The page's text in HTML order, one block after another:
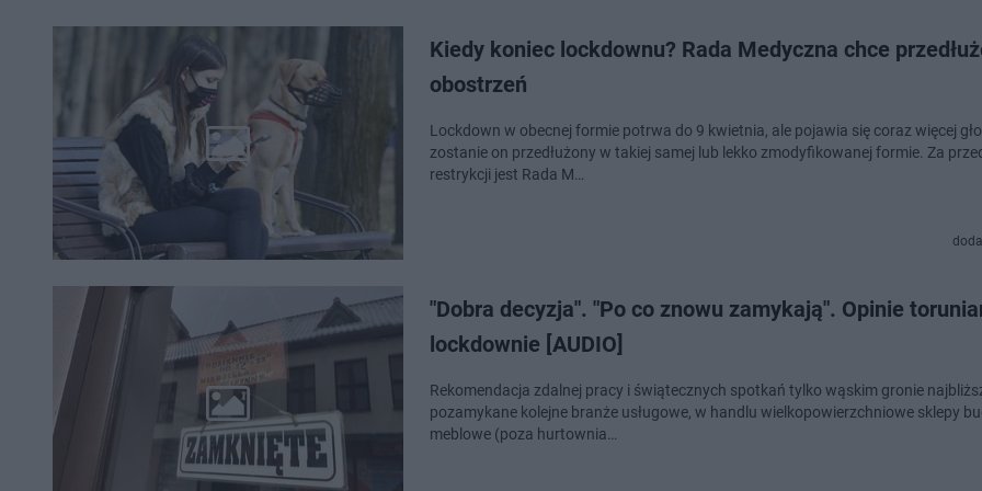
Kiedy koniec lockdownu? Rada Medyczna chce
obostrzeń
Lockdown w obecnej formie potrwa do 9 kwietnia, ale pojawia się coraz więcej
zostanie on przedłużony w takiej samej lub lekko zmodyfikowanej formie. Za
restrykcji jest Rada M…
"Dobra decyzja". "Po co znowu zamykają". Opinie
lockdownie [AUDIO]
Rekomendacja zdalnej pracy i świątecznych spotkań tylko wąskim gronie
pozamykane kolejne branże usługowe, w handlu wielkopowierzchniowe sklepy
meblowe (poza hurtownia…